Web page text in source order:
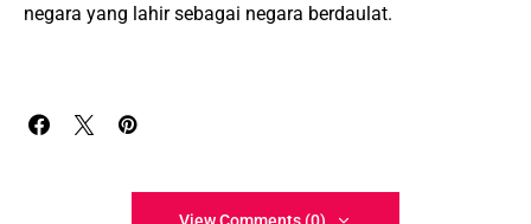
negara yang lahir sebagai negara berdaulat.
View Comments (0)